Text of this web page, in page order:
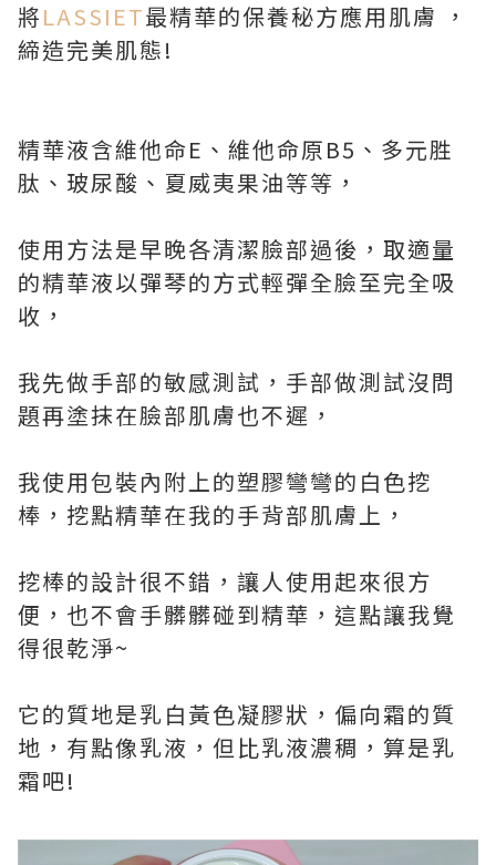
將LASSIET最精華的保養秘方應用肌膚 ，
締造完美肌態!
精華液含維他命E、維他命原B5、多元胜
肽、玻尿酸、夏威夷果油等等，
使用方法是早晚各清潔臉部過後，取適量
的精華液以彈琴的方式輕彈全臉至完全吸
收，
我先做手部的敏感測試，手部做測試沒問
題再塗抹在臉部肌膚也不遲，
我使用包裝內附上的塑膠彎彎的白色挖
棒，挖點精華在我的手背部肌膚上，
挖棒的設計很不錯，讓人使用起來很方
便，也不會手髒髒碰到精華，這點讓我覺
得很乾淨~
它的質地是乳白黃色凝膠狀，偏向霜的質
地，有點像乳液，但比乳液濃稠，算是乳
霜吧!